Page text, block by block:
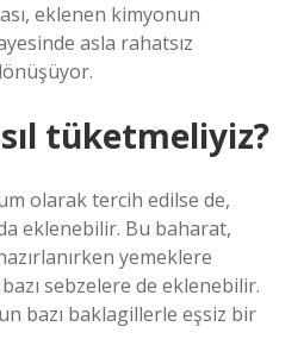
eklenen kimyonun
asla rahatsız
tüketmeliyiz?
olarak tercih edilse de,
eklenebilir. Bu baharat,
yemeklere
sebzelere de eklenebilir.
bazı baklagillerle eşsiz bir